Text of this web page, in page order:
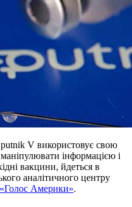
V використовує свою
інформацією і
вакцини, йдеться в
аналітичного центру
«Голос Америки».